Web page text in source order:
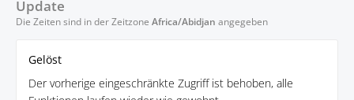
Update
Die Zeiten sind in der Zeitzone Africa/Abidjan angegeben
Gelöst
Der vorherige eingeschränkte Zugriff ist behoben, alle